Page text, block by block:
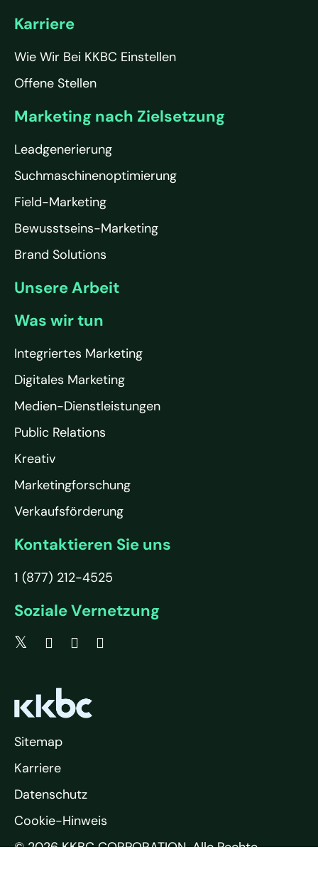
Karriere
Wie Wir Bei KKBC Einstellen
Offene Stellen
Marketing nach Zielsetzung
Leadgenerierung
Suchmaschinenoptimierung
Field-Marketing
Bewusstseins-Marketing
Brand Solutions
Unsere Arbeit
Was wir tun
Integriertes Marketing
Digitales Marketing
Medien-Dienstleistungen
Public Relations
Kreativ
Marketingforschung
Verkaufsförderung
Kontaktieren Sie uns
1 (877) 212-4525
Soziale Vernetzung
© 2026 KKBC CORPORATION. Alle Rechte
Sitemap
Karriere
Datenschutz
Cookie-Hinweis